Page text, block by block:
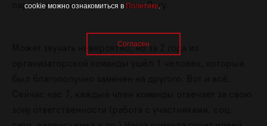
cookie можно ознакомиться в Политике.
Согласен
партнеров, поддерживающих Лигу.
Может звучать невероятно, но за 2 года из